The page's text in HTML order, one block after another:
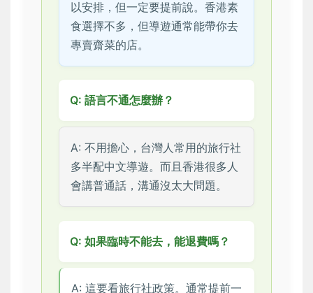
以安排，但一定要提前說。香港素
食選擇不多，但導遊通常能帶你去
專賣齋菜的店。
Q: 語言不通怎麼辦？
A: 不用擔心，台灣人常用的旅行社
多半配中文導遊。而且香港很多人
會講普通話，溝通沒太大問題。
Q: 如果臨時不能去，能退費嗎？
A: 這要看旅行社政策。通常提前一